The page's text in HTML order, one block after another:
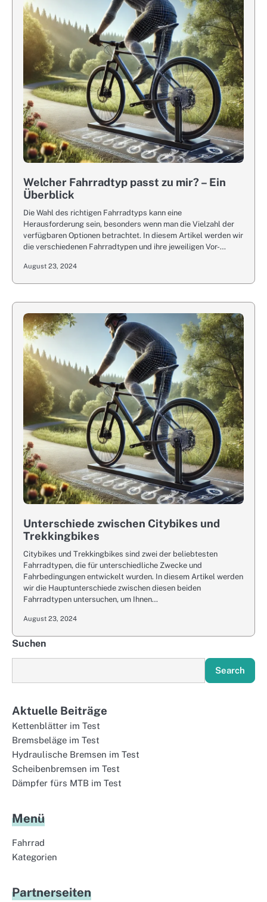
Welcher Fahrradtyp passt zu mir? – Ein
Überblick
Die Wahl des richtigen Fahrradtyps kann eine
Herausforderung sein, besonders wenn man die Vielzahl der
verfügbaren Optionen betrachtet. In diesem Artikel werden wir
die verschiedenen Fahrradtypen und ihre jeweiligen Vor-…
August 23, 2024
Unterschiede zwischen Citybikes und
Trekkingbikes
Citybikes und Trekkingbikes sind zwei der beliebtesten
Fahrradtypen, die für unterschiedliche Zwecke und
Fahrbedingungen entwickelt wurden. In diesem Artikel werden
wir die Hauptunterschiede zwischen diesen beiden
Fahrradtypen untersuchen, um Ihnen…
August 23, 2024
Suchen
Search
Aktuelle Beiträge
Kettenblätter im Test
Bremsbeläge im Test
Hydraulische Bremsen im Test
Scheibenbremsen im Test
Dämpfer fürs MTB im Test
Menü
Fahrrad
Kategorien
Partnerseiten